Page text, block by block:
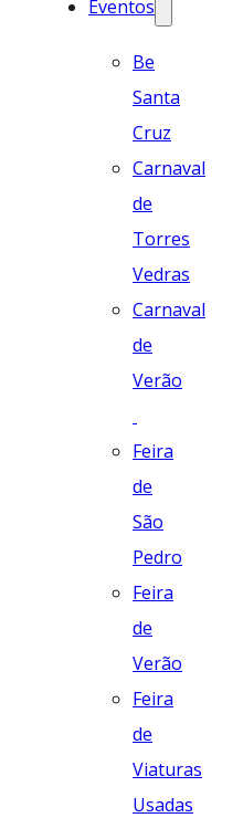
Eventos
Be
Santa
Cruz
Carnaval
de
Torres
Vedras
Carnaval
de
Verão
Feira
de
São
Pedro
Feira
de
Verão
Feira
de
Viaturas
Usadas